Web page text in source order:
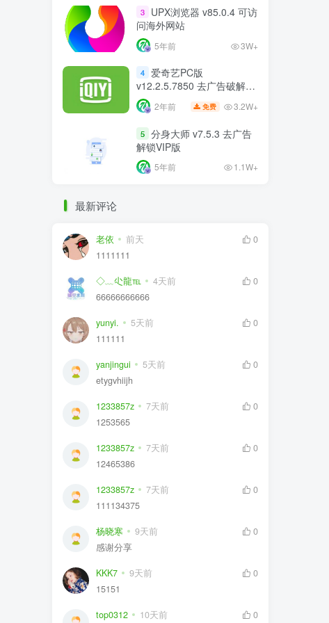
3
UPX浏览器 v85.0.4 可访
问海外网站
5年前 3W+
4 爱奇艺PC版
v12.2.5.7850 去广告破解版
比VIP更VIP
2年前 免费 3.2W+
5 分身大师 v7.5.3 去广告
解锁VIP版
5年前 1.1W+
最新评论
老依 前天
0
1111111
◇﹏尐龍℡ 4天前
0
66666666666
yunyi. 5天前
0
111111
yanjingui 5天前
0
etygvhiijh
1233857z 7天前
0
1253565
1233857z 7天前
0
12465386
1233857z 7天前
0
111134375
杨晓寒 9天前
0
感谢分享
KKK7 9天前
0
15151
top0312 10天前 0